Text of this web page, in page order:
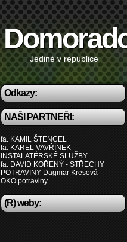
Jediné v republice
Odkazy:
NAŠI PARTNEŘI:
fa. KAMIL ŠTENCEL
fa. KAREL VAVŘÍNEK -
INSTALATÉRSKÉ SLUŽBY
fa. DAVID KOŘENÝ - STŘECHY
POTRAVINY Dagmar Kresová
OKO potraviny
(R) weby: